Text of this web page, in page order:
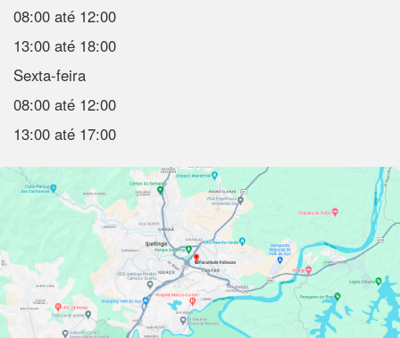
08:00 até 12:00
13:00 até 18:00
Sexta-feira
08:00 até 12:00
13:00 até 17:00